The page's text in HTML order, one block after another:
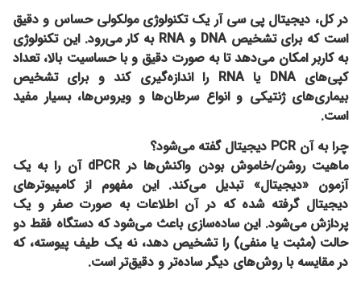
در کل، دیجیتال پی سی آر یک تکنولوژی مولکولی حساس و دقیق
است که برای تشخیص DNA و RNA به کار می‌رود. این تکنولوژی
به کاربر امکان می‌دهد تا به صورت دقیق و با حساسیت بالا، تعداد
کپی‌های DNA یا RNA را اندازه‌گیری کند و برای تشخیص
بیماری‌های ژنتیکی و انواع سرطان‌ها و ویروس‌ها، بسیار مفید
است.
چرا به آن PCR دیجیتال گفته می‌شود؟
ماهیت روشن/خاموش بودن واکنش‌ها در dPCR آن را به یک
آزمون «دیجیتال» تبدیل می‌کند. این مفهوم از کامپیوترهای
دیجیتال گرفته شده که در آن اطلاعات به صورت صفر و یک
پردازش می‌شود. این ساده‌سازی باعث می‌شود که دستگاه فقط دو
حالت (مثبت یا منفی) را تشخیص دهد، نه یک طیف پیوسته، که
در مقایسه با روش‌های دیگر ساده‌تر و دقیق‌تر است.